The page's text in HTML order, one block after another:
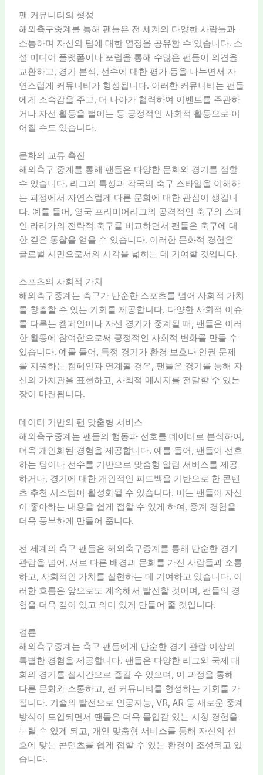
팬 커뮤니티의 형성
해외축구중계를 통해 팬들은 전 세계의 다양한 사람들과
소통하며 자신의 팀에 대한 열정을 공유할 수 있습니다. 소
셜 미디어 플랫폼이나 포럼을 통해 수많은 팬들이 의견을
교환하고, 경기 분석, 선수에 대한 평가 등을 나누면서 자
연스럽게 커뮤니티가 형성됩니다. 이러한 커뮤니티는 팬들
에게 소속감을 주고, 더 나아가 협력하여 이벤트를 주관하
거나 자선 활동을 벌이는 등 긍정적인 사회적 활동으로 이
어질 수도 있습니다.
문화의 교류 촉진
해외축구 중계를 통해 팬들은 다양한 문화와 경기를 접할
수 있습니다. 리그의 특성과 각국의 축구 스타일을 이해하
는 과정에서 자연스럽게 다른 문화에 대한 관심이 생깁니
다. 예를 들어, 영국 프리미어리그의 공격적인 축구와 스페
인 라리가의 전략적 축구를 비교하면서 팬들은 축구에 대
한 깊은 통찰을 얻을 수 있습니다. 이러한 문화적 경험은
글로벌 시민으로서의 시각을 넓히는 데 기여할 것입니다.
스포츠의 사회적 가치
해외축구중계는 축구가 단순한 스포츠를 넘어 사회적 가치
를 창출할 수 있는 기회를 제공합니다. 다양한 사회적 이슈
를 다루는 캠페인이나 자선 경기가 중계될 때, 팬들은 이러
한 활동에 참여함으로써 긍정적인 사회적 변화를 만들 수
있습니다. 예를 들어, 특정 경기가 환경 보호나 인권 문제
를 지원하는 캠페인과 연계될 경우, 팬들은 경기를 통해 자
신의 가치관을 표현하고, 사회적 메시지를 전달할 수 있는
장이 마련됩니다.
데이터 기반의 팬 맞춤형 서비스
해외축구중계는 팬들의 행동과 선호를 데이터로 분석하여,
더욱 개인화된 경험을 제공합니다. 예를 들어, 팬들이 선호
하는 팀이나 선수를 기반으로 맞춤형 알림 서비스를 제공
하거나, 경기에 대한 개인적인 피드백을 기반으로 한 콘텐
츠 추천 시스템이 활성화될 수 있습니다. 이는 팬들이 자신
이 좋아하는 내용을 쉽게 접할 수 있게 하여, 중계 경험을
더욱 풍부하게 만들어 줍니다.
전 세계의 축구 팬들은 해외축구중계를 통해 단순한 경기
관람을 넘어, 서로 다른 배경과 문화를 가진 사람들과 소통
하고, 사회적인 가치를 실현하는 데 기여하고 있습니다. 이
러한 흐름은 앞으로도 계속해서 발전할 것이며, 팬들의 경
험을 더욱 깊이 있고 의미 있게 만들어 줄 것입니다.
결론
해외축구중계는 축구 팬들에게 단순한 경기 관람 이상의
특별한 경험을 제공합니다. 팬들은 다양한 리그와 국제 대
회의 경기를 실시간으로 즐길 수 있으며, 이 과정을 통해
다른 문화와 소통하고, 팬 커뮤니티를 형성하는 기회를 가
집니다. 기술의 발전으로 인공지능, VR, AR 등 새로운 중계
방식이 도입되면서 팬들은 더욱 몰입감 있는 시청 경험을
누릴 수 있게 되고, 개인 맞춤형 서비스를 통해 자신의 선
호에 맞는 콘텐츠를 쉽게 접할 수 있는 환경이 조성되고 있
습니다.